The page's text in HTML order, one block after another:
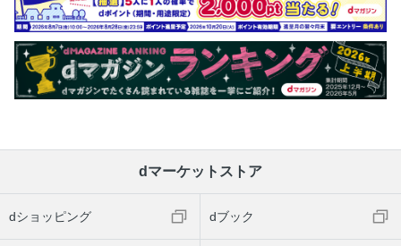
dマーケットストア
dショッピング dブック